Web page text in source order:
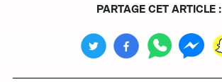
PARTAGE CET ARTICLE :